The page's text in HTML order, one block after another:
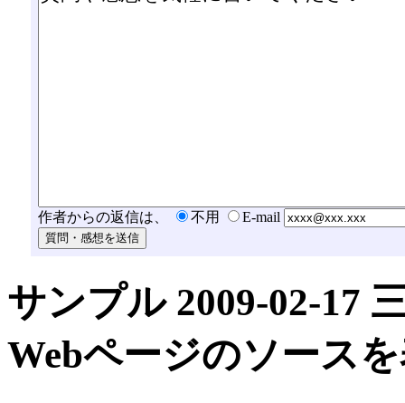
作者からの返信は、 不用 E-mail
サンプル 2009-02-17
Webページのソース